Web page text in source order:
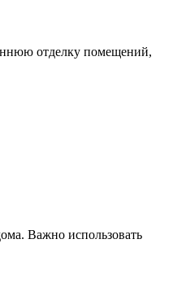
отделку помещений,
Важно использовать